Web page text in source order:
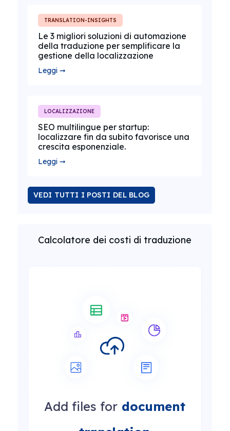
TRANSLATION-INSIGHTS
Le 3 migliori soluzioni di automazione
della traduzione per semplificare la
gestione della localizzazione
Leggi ➞
LOCALIZZAZIONE
SEO multilingue per startup:
localizzare fin da subito favorisce una
crescita esponenziale.
Leggi ➞
VEDI TUTTI I POSTI DEL BLOG
Calcolatore dei costi di traduzione
Add files for document